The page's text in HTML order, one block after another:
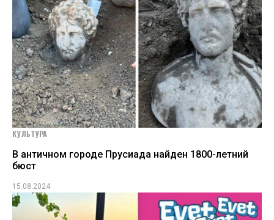
КУЛЬТУРА
В античном городе Прусиада найден 1800-летний
бюст
15.08.2024